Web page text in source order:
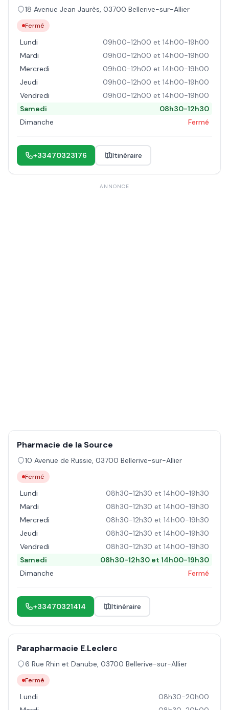
18 Avenue Jean Jaurès, 03700 Bellerive-sur-Allier
Fermé
Lundi
09h00-12h00 et 14h00-19h00
Mardi
09h00-12h00 et 14h00-19h00
Mercredi
09h00-12h00 et 14h00-19h00
Jeudi
09h00-12h00 et 14h00-19h00
Vendredi
09h00-12h00 et 14h00-19h00
Samedi
08h30-12h30
Dimanche
Fermé
+33470323176 Itinéraire
ANNONCE
Pharmacie de la Source
10 Avenue de Russie, 03700 Bellerive-sur-Allier
Fermé
Lundi
08h30-12h30 et 14h00-19h30
Mardi
08h30-12h30 et 14h00-19h30
Mercredi
08h30-12h30 et 14h00-19h30
Jeudi
08h30-12h30 et 14h00-19h30
Vendredi
08h30-12h30 et 14h00-19h30
Samedi
08h30-12h30 et 14h00-19h30
Dimanche
Fermé
+33470321414 Itinéraire
Parapharmacie E.Leclerc
6 Rue Rhin et Danube, 03700 Bellerive-sur-Allier
Fermé
Lundi
08h30-20h00